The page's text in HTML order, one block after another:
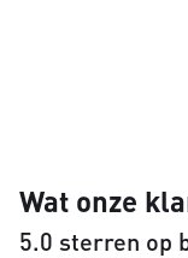
Wat onze
5.0 sterren op